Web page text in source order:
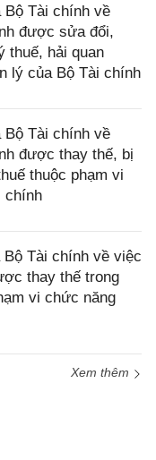
Bộ Tài chính về
được sửa đổi,
thuế, hải quan
lý của Bộ Tài chính
Bộ Tài chính về
được thay thế, bị
thuộc phạm vi
chính
Tài chính về việc
thay thế trong
vi chức năng
Xem thêm